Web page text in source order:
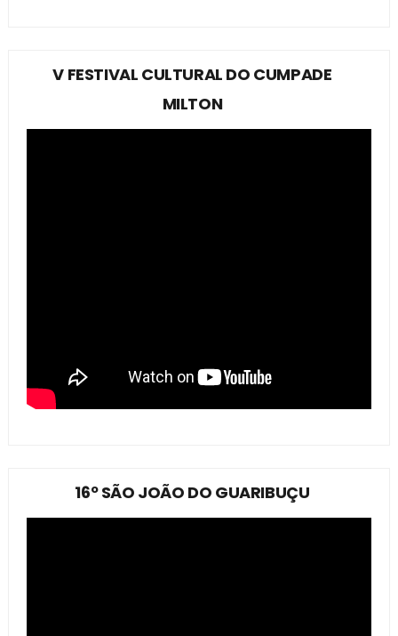
V FESTIVAL CULTURAL DO CUMPADE
MILTON
16º SÃO JOÃO DO GUARIBUÇU